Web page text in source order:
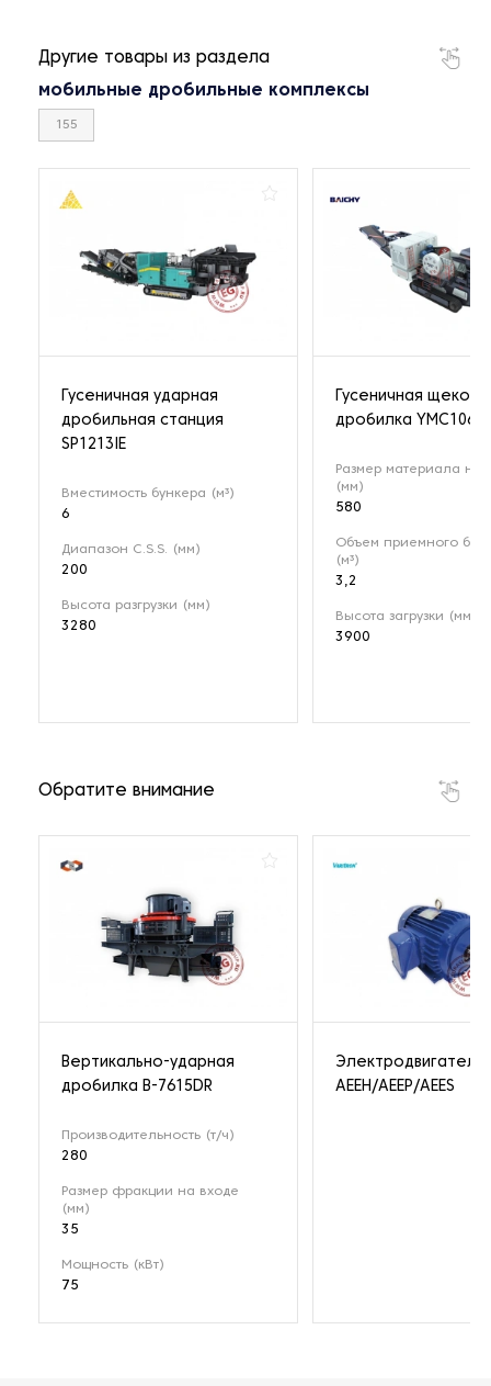
Другие товары из раздела
мобильные дробильные комплексы
155
Гусеничная ударная
дробильная станция
SP1213IE
Вместимость бункера (м³)
6
Диапазон C.S.S. (мм)
200
Высота разгрузки (мм)
3280
Гусеничная
дробилка YMC106
Размер материала на
(мм)
580
Объем приемного
(м³)
3,2
Высота загрузки (мм)
3900
Обратите внимание
Вертикально-ударная
дробилка B-7615DR
Производительность (т/ч)
280
Размер фракции на входе
(мм)
35
Мощность (кВт)
75
Электродвигатель
AEEH/AEEP/AEES